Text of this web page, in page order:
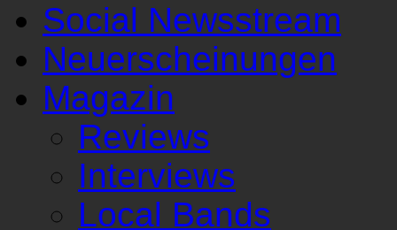
Social Newsstream
Neuerscheinungen
Magazin
Reviews
Interviews
Local Bands